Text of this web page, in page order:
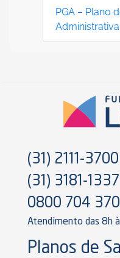
PGA – Plano
Administrativa
(31) 2111-3700
(31) 3181-1337
0800 704
Atendimento das 8h
Planos de